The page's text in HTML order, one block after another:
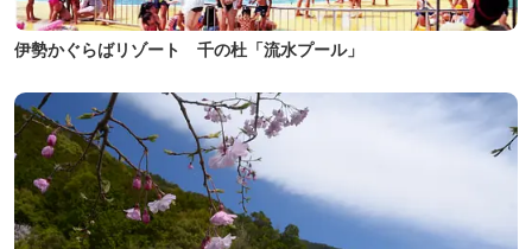
伊勢かぐらばリゾート 千の杜「流水プール」